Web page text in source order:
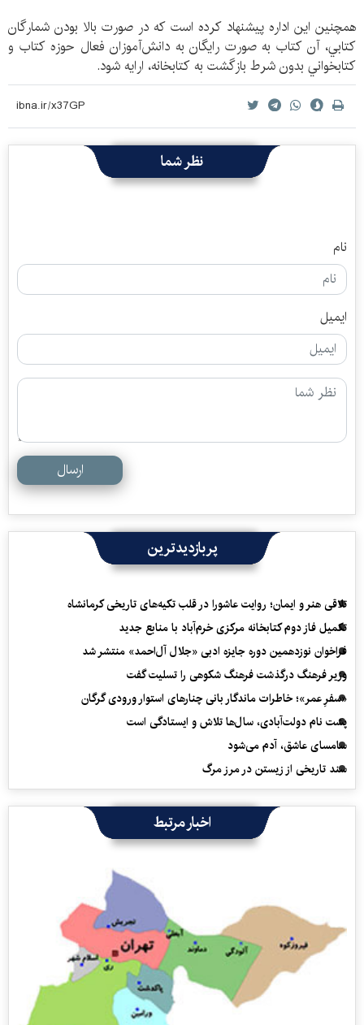
همچنين اين اداره پيشنهاد كرده است كه در صورت بالا بودن شمارگان
كتابي، آن كتاب به صورت رايگان به دانش‌آموزان فعال حوزه كتاب و
كتابخواني بدون شرط بازگشت به كتابخانه، ارايه شود.
نظر شما
نام
ایمیل
ارسال
پربازدیدترین
تلاقی هنر و ایمان؛ روایت عاشورا در قلب تکیه‌های تاریخی کرمانشاه
تکمیل فاز دوم کتابخانه مرکزی خرم‌آباد با منابع جدید
فراخوان نوزدهمین دوره جایزه ادبی «جلال آل‌احمد» منتشر شد
وزیر فرهنگ درگذشت فرهنگ شکوهی را تسلیت گفت
«سفرِ عمر»؛ خاطرات ماندگار بانی چنارهای استوار ورودی گرگان
پشت نام دولت‌آبادی، سال‌ها تلاش و ایستادگی است
سامسای عاشق، آدم می‌شود
سند تاریخی از زیستن در مرز مرگ
اخبار مرتبط